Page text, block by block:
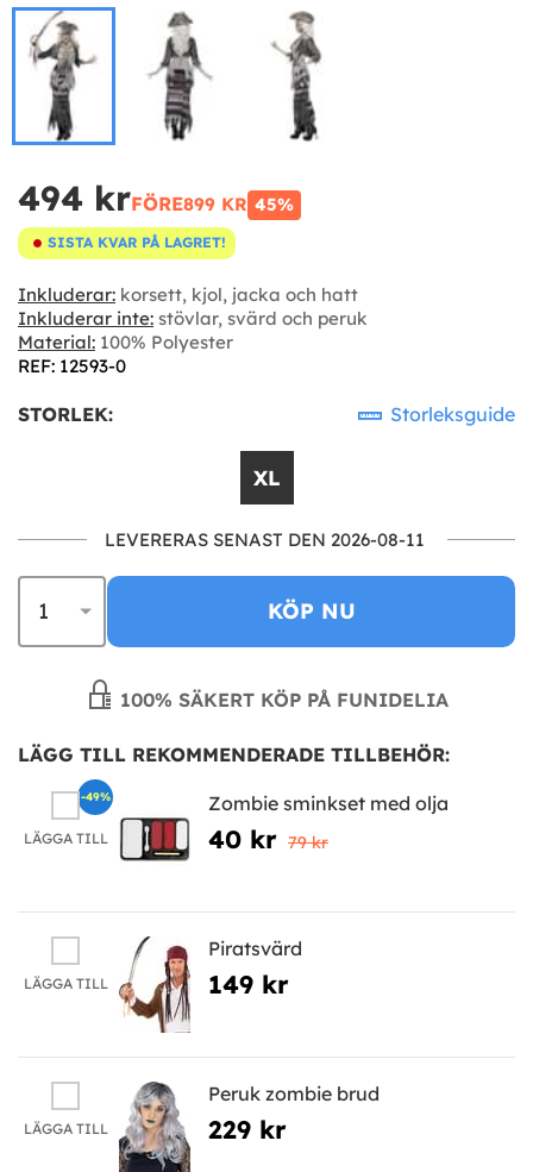
494 krFÖRE899 KR 45%
SISTA KVAR PÅ LAGRET!
Inkluderar: korsett, kjol, jacka och hatt
Inkluderar inte: stövlar, svärd och peruk
Material: 100% Polyester
REF: 12593-0
STORLEK: Storleksguide
XL
LEVERERAS SENAST DEN 2026-08-11
KÖP NU
100% SÄKERT KÖP PÅ FUNIDELIA
LÄGG TILL REKOMMENDERADE TILLBEHÖR:
LÄGGA TILL
Zombie sminkset med olja
40 kr 79 kr
-49%
LÄGGA TILL
Piratsvärd
149 kr
LÄGGA TILL
Peruk zombie brud
229 kr